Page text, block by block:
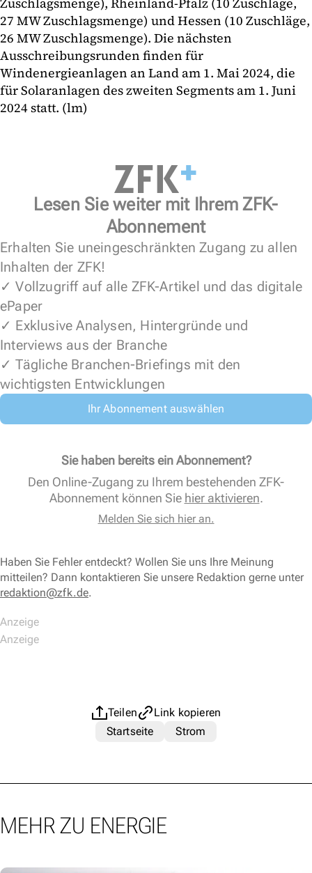
27 MW Zuschlagsmenge) und Hessen (10 Zuschläge,
26 MW Zuschlagsmenge). Die nächsten
Ausschreibungsrunden finden für
Windenergieanlagen an Land am 1. Mai 2024, die
für Solaranlagen des zweiten Segments am 1. Juni
2024 statt. (lm)
Lesen Sie weiter mit Ihrem ZFK-
Abonnement
Erhalten Sie uneingeschränkten Zugang zu allen
Inhalten der ZFK!
✓ Vollzugriff auf alle ZFK-Artikel und das digitale
ePaper
✓ Exklusive Analysen, Hintergründe und
Interviews aus der Branche
✓ Tägliche Branchen-Briefings mit den
wichtigsten Entwicklungen
Ihr Abonnement auswählen
Sie haben bereits ein Abonnement?
Den Online-Zugang zu Ihrem bestehenden ZFK-
Abonnement können Sie hier aktivieren.
Melden Sie sich hier an.
Haben Sie Fehler entdeckt? Wollen Sie uns Ihre Meinung
mitteilen? Dann kontaktieren Sie unsere Redaktion gerne unter
redaktion@zfk.de.
Teilen
Link kopieren
Startseite
Strom
MEHR ZU ENERGIE